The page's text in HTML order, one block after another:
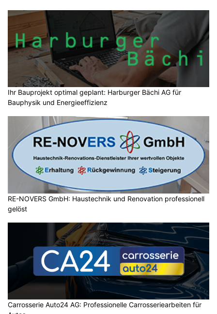
Ihr Bauprojekt optimal geplant: Harburger Bächi AG für
Bauphysik und Energieeffizienz
RE-NOVERS GmbH: Haustechnik und Renovation professionell
gelöst
Carrosserie Auto24 AG: Professionelle Carrosseriearbeiten für